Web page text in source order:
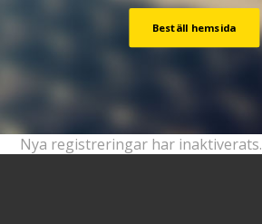
Beställ hemsida
Nya registreringar har inaktiverats.